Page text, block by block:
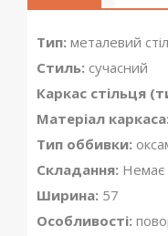
Тип: металевий
Стиль: сучасний
Каркас стільця
Матеріал каркаса:
Тип оббивки:
Складання: Немає
Ширина: 57
Особливості: